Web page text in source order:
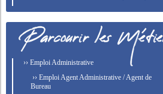
›› Emploi Administrative
›› Emploi Agent Administrative / Agent de
Bureau